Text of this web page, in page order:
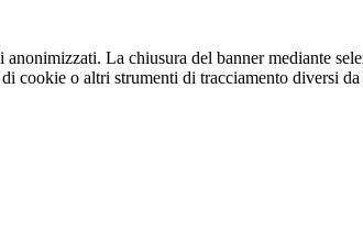
La chiusura del banner mediante
cookie o altri strumenti di tracciamento diversi